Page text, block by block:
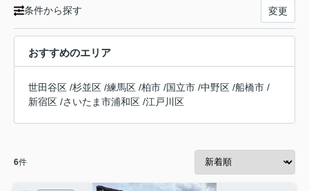
条件から探す 変更
おすすめのエリア
世田谷区 /杉並区 /練馬区 /柏市 /国立市 /中野区 /船橋市 /
新宿区 /さいたま市浦和区 /江戸川区
6件